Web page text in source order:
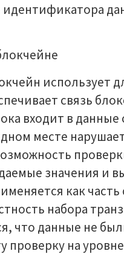
идентификатора
использует
связь
входит в
месте
значения и
как
набора
что данные не
проверку на